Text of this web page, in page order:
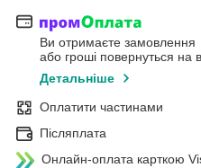
Ви отримаєте замовлення
або гроші повернуться на
Детальніше
Оплатити частинами
Післяплата
Онлайн-оплата карткою